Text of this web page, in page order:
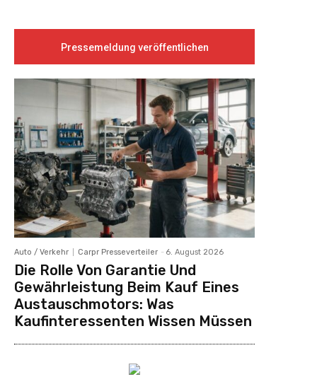
Pressemeldung veröffentlichen
Auto / Verkehr Carpr Presseverteiler - 6. August 2026
Die Rolle Von Garantie Und
Gewährleistung Beim Kauf Eines
Austauschmotors: Was
Kaufinteressenten Wissen Müssen